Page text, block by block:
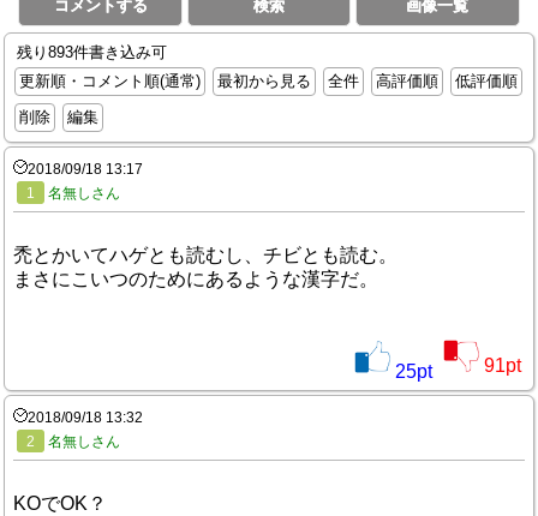
コメントする 検索 画像一覧
残り893件書き込み可
更新順・コメント順(通常)
最初から見る 全件 高評価順
低評価順
削除
編集
2018/09/18 13:17
1
名無しさん
禿とかいてハゲとも読むし、チビとも読む。
まさにこいつのためにあるような漢字だ。
25pt 91pt
2018/09/18 13:32
2
名無しさん
KOでOK？